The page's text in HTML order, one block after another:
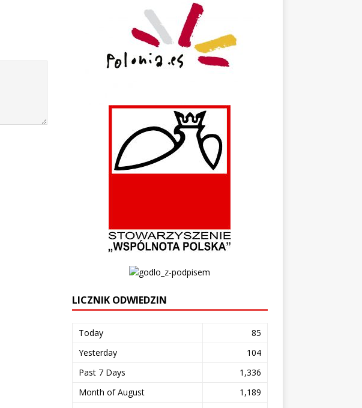
LICZNIK ODWIEDZIN
Today
85
Yesterday
104
Past 7 Days
1,336
Month of August
1,189